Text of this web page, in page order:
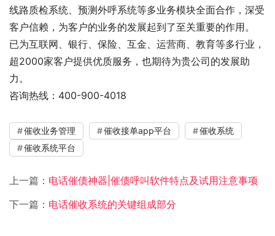
线路质检系统、预测外呼系统等多业务模块全面合作，深受
客户信赖，为客户的业务的发展起到了至关重要的作用。
已为互联网、银行、保险、互金、运营商、教育等多行业，
超2000家客户提供优质服务，也期待为贵公司的发展助
力。
咨询热线：400-900-4018
催收业务管理 催收接单app平台
催收系统
催收系统平台
上一篇： 电话催债神器|催债呼叫软件特点及试用注意事项
下一篇： 电话催收系统的关键组成部分